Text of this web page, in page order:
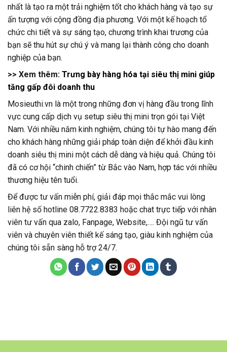
nhất là tạo ra một trải nghiệm tốt cho khách hàng và tạo sự
ấn tượng với cộng đồng địa phương. Với một kế hoạch tổ
chức chi tiết và sự sáng tạo, chương trình khai trương của
bạn sẽ thu hút sự chú ý và mang lại thành công cho doanh
nghiệp của bạn.
>> Xem thêm: Trưng bày hàng hóa tại siêu thị mini giúp
tăng gấp đôi doanh thu
Mosieuthi.vn là một trong những đơn vị hàng đầu trong lĩnh
vực cung cấp dịch vụ setup siêu thị mini trọn gói tại Việt
Nam. Với nhiều năm kinh nghiệm, chúng tôi tự hào mang đến
cho khách hàng những giải pháp toàn diện để khởi đầu kinh
doanh siêu thị mini một cách dễ dàng và hiệu quả. Chúng tôi
đã có cơ hội “chinh chiến” từ Bắc vào Nam, hợp tác với nhiều
thương hiệu tên tuổi.
Để được tư vấn miễn phí, giải đáp mọi thắc mắc vui lòng
liên hệ số hotline 08.7722.8383 hoặc chat trực tiếp với nhân
viên tư vấn qua zalo, Fanpage, Website,…. Đội ngũ tư vấn
viên và chuyên viên thiết kế sáng tạo, giàu kinh nghiệm của
chúng tôi sẵn sàng hỗ trợ 24/7.